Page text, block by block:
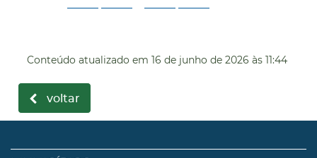
Conteúdo atualizado em 16 de junho de 2026 às 11:44
voltar